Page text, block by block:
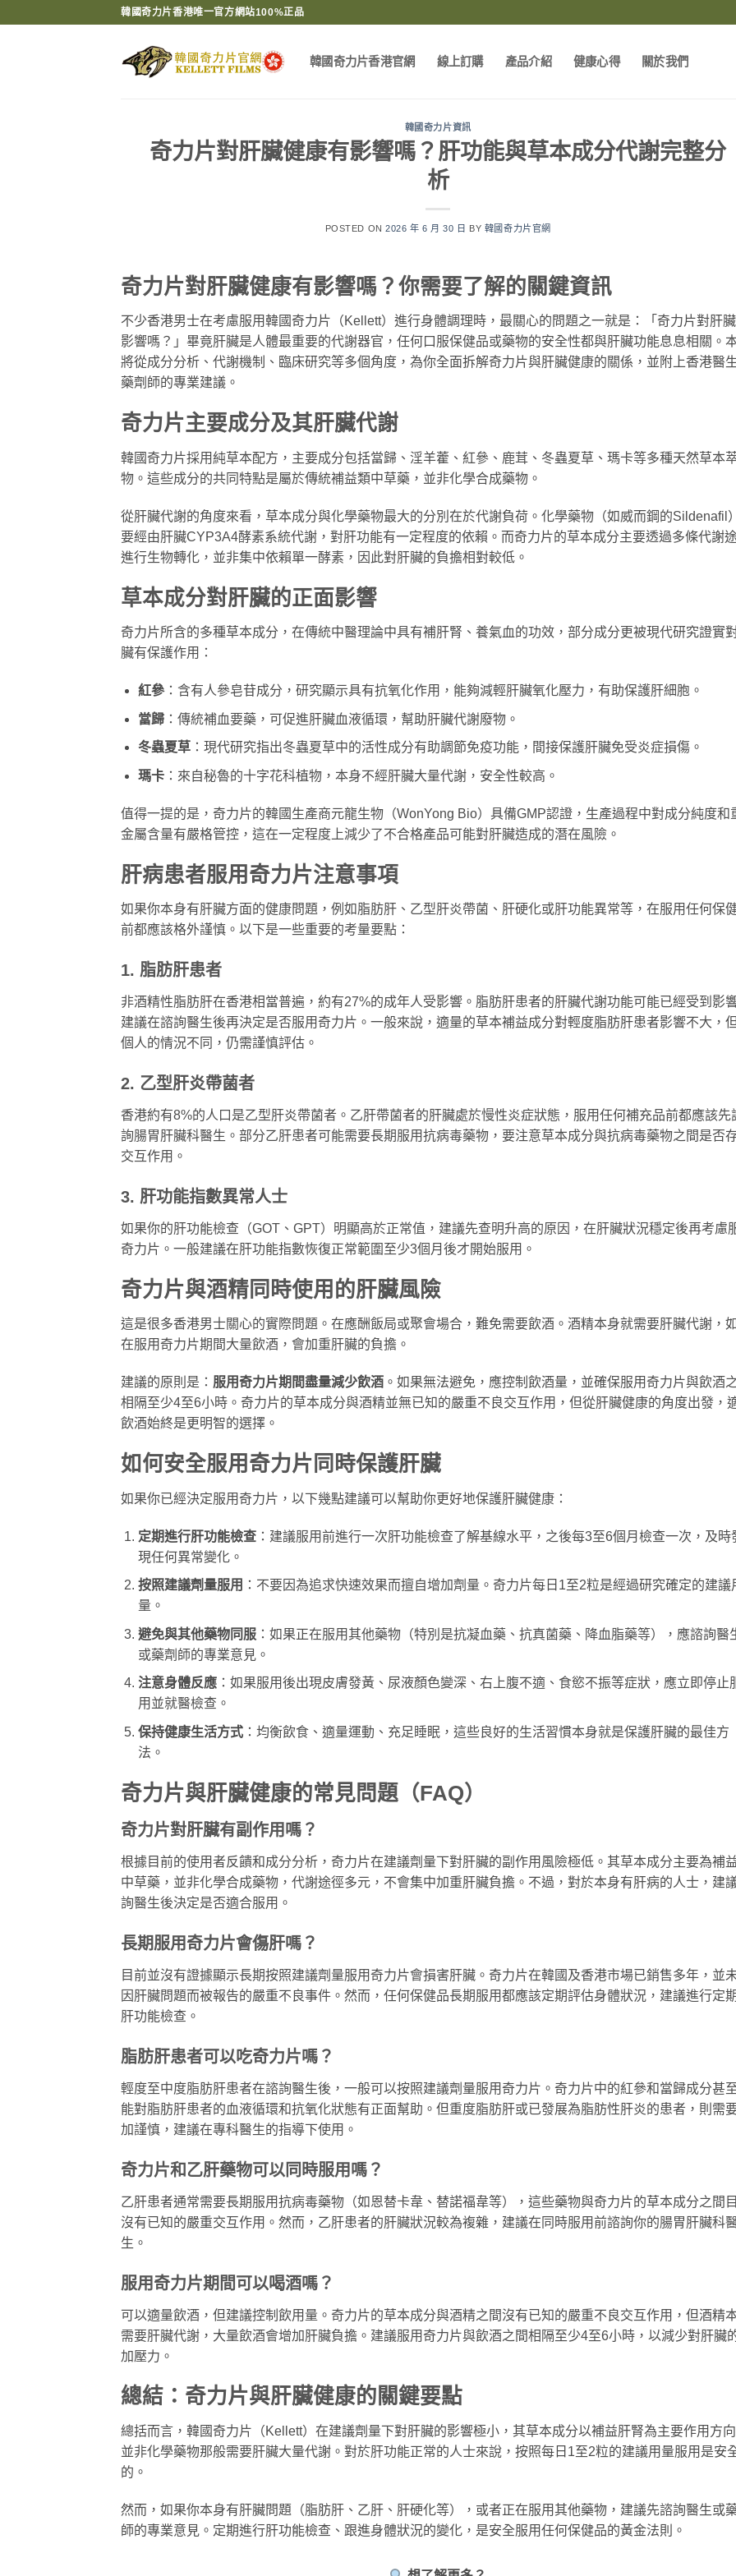
韓國奇力片香港唯一官方網站100%正品
韓國奇力片香港官網 線上訂購 產品介紹 健康心得 關於我們
韓國奇力片資訊
奇力片對肝臟健康有影響嗎？肝功能與草本成分代謝完整分
析
POSTED ON2026 年 6 月 30 日 BY 韓國奇力片官網
奇力片對肝臟健康有影響嗎？你需要了解的關鍵資訊
不少香港男士在考慮服用韓國奇力片（Kellett）進行身體調理時，最關心的問題之一就是：「奇力片對肝
影響嗎？」畢竟肝臟是人體最重要的代謝器官，任何口服保健品或藥物的安全性都與肝臟功能息息相關。
將從成分分析、代謝機制、臨床研究等多個角度，為你全面拆解奇力片與肝臟健康的關係，並附上香港醫
藥劑師的專業建議。
奇力片主要成分及其肝臟代謝
韓國奇力片採用純草本配方，主要成分包括當歸、淫羊藿、紅參、鹿茸、冬蟲夏草、瑪卡等多種天然草本
物。這些成分的共同特點是屬於傳統補益類中草藥，並非化學合成藥物。
從肝臟代謝的角度來看，草本成分與化學藥物最大的分別在於代謝負荷。化學藥物（如威而鋼的Sildenafil
要經由肝臟CYP3A4酵素系統代謝，對肝功能有一定程度的依賴。而奇力片的草本成分主要透過多條代謝
進行生物轉化，並非集中依賴單一酵素，因此對肝臟的負擔相對較低。
草本成分對肝臟的正面影響
奇力片所含的多種草本成分，在傳統中醫理論中具有補肝腎、養氣血的功效，部分成分更被現代研究證實
臟有保護作用：
紅參：含有人參皂苷成分，研究顯示具有抗氧化作用，能夠減輕肝臟氧化壓力，有助保護肝細胞。
當歸：傳統補血要藥，可促進肝臟血液循環，幫助肝臟代謝廢物。
冬蟲夏草：現代研究指出冬蟲夏草中的活性成分有助調節免疫功能，間接保護肝臟免受炎症損傷。
瑪卡：來自秘魯的十字花科植物，本身不經肝臟大量代謝，安全性較高。
值得一提的是，奇力片的韓國生產商元龍生物（WonYong Bio）具備GMP認證，生產過程中對成分純度和
金屬含量有嚴格管控，這在一定程度上減少了不合格產品可能對肝臟造成的潛在風險。
肝病患者服用奇力片注意事項
如果你本身有肝臟方面的健康問題，例如脂肪肝、乙型肝炎帶菌、肝硬化或肝功能異常等，在服用任何保
前都應該格外謹慎。以下是一些重要的考量要點：
1. 脂肪肝患者
非酒精性脂肪肝在香港相當普遍，約有27%的成年人受影響。脂肪肝患者的肝臟代謝功能可能已經受到影響
建議在諮詢醫生後再決定是否服用奇力片。一般來說，適量的草本補益成分對輕度脂肪肝患者影響不大，
個人的情況不同，仍需謹慎評估。
2. 乙型肝炎帶菌者
香港約有8%的人口是乙型肝炎帶菌者。乙肝帶菌者的肝臟處於慢性炎症狀態，服用任何補充品前都應該先
詢腸胃肝臟科醫生。部分乙肝患者可能需要長期服用抗病毒藥物，要注意草本成分與抗病毒藥物之間是否
交互作用。
3. 肝功能指數異常人士
如果你的肝功能檢查（GOT、GPT）明顯高於正常值，建議先查明升高的原因，在肝臟狀況穩定後再考慮
奇力片。一般建議在肝功能指數恢復正常範圍至少3個月後才開始服用。
奇力片與酒精同時使用的肝臟風險
這是很多香港男士關心的實際問題。在應酬飯局或聚會場合，難免需要飲酒。酒精本身就需要肝臟代謝，
在服用奇力片期間大量飲酒，會加重肝臟的負擔。
建議的原則是： 服用奇力片期間盡量減少飲酒 。如果無法避免，應控制飲酒量，並確保服用奇力片與飲酒
相隔至少4至6小時。奇力片的草本成分與酒精並無已知的嚴重不良交互作用，但從肝臟健康的角度出發，
飲酒始終是更明智的選擇。
如何安全服用奇力片同時保護肝臟
如果你已經決定服用奇力片，以下幾點建議可以幫助你更好地保護肝臟健康：
定期進行肝功能檢查：建議服用前進行一次肝功能檢查了解基線水平，之後每3至6個月檢查一次，及時
現任何異常變化。
按照建議劑量服用 ：不要因為追求快速效果而擅自增加劑量。奇力片每日1至2粒是經過研究確定的建議
量。
避免與其他藥物同服：如果正在服用其他藥物（特別是抗凝血藥、抗真菌藥、降血脂藥等），應諮詢醫
或藥劑師的專業意見。
注意身體反應：如果服用後出現皮膚發黃、尿液顏色變深、右上腹不適、食慾不振等症狀，應立即停止
用並就醫檢查。
保持健康生活方式：均衡飲食、適量運動、充足睡眠，這些良好的生活習慣本身就是保護肝臟的最佳方
法。
奇力片與肝臟健康的常見問題（FAQ）
奇力片對肝臟有副作用嗎？
根據目前的使用者反饋和成分分析，奇力片在建議劑量下對肝臟的副作用風險極低。其草本成分主要為補
中草藥，並非化學合成藥物，代謝途徑多元，不會集中加重肝臟負擔。不過，對於本身有肝病的人士，建
詢醫生後決定是否適合服用。
長期服用奇力片會傷肝嗎？
目前並沒有證據顯示長期按照建議劑量服用奇力片會損害肝臟。奇力片在韓國及香港市場已銷售多年，並
因肝臟問題而被報告的嚴重不良事件。然而，任何保健品長期服用都應該定期評估身體狀況，建議進行定
肝功能檢查。
脂肪肝患者可以吃奇力片嗎？
輕度至中度脂肪肝患者在諮詢醫生後，一般可以按照建議劑量服用奇力片。奇力片中的紅參和當歸成分甚
能對脂肪肝患者的血液循環和抗氧化狀態有正面幫助。但重度脂肪肝或已發展為脂肪性肝炎的患者，則需
加謹慎，建議在專科醫生的指導下使用。
奇力片和乙肝藥物可以同時服用嗎？
乙肝患者通常需要長期服用抗病毒藥物（如恩替卡韋、替諾福韋等），這些藥物與奇力片的草本成分之間
沒有已知的嚴重交互作用。然而，乙肝患者的肝臟狀況較為複雜，建議在同時服用前諮詢你的腸胃肝臟科
生。
服用奇力片期間可以喝酒嗎？
可以適量飲酒，但建議控制飲用量。奇力片的草本成分與酒精之間沒有已知的嚴重不良交互作用，但酒精
需要肝臟代謝，大量飲酒會增加肝臟負擔。建議服用奇力片與飲酒之間相隔至少4至6小時，以減少對肝臟
加壓力。
總結：奇力片與肝臟健康的關鍵要點
總括而言，韓國奇力片（Kellett）在建議劑量下對肝臟的影響極小，其草本成分以補益肝腎為主要作用方向
並非化學藥物那般需要肝臟大量代謝。對於肝功能正常的人士來說，按照每日1至2粒的建議用量服用是安
的。
然而，如果你本身有肝臟問題（脂肪肝、乙肝、肝硬化等），或者正在服用其他藥物，建議先諮詢醫生或
師的專業意見。定期進行肝功能檢查、跟進身體狀況的變化，是安全服用任何保健品的黃金法則。